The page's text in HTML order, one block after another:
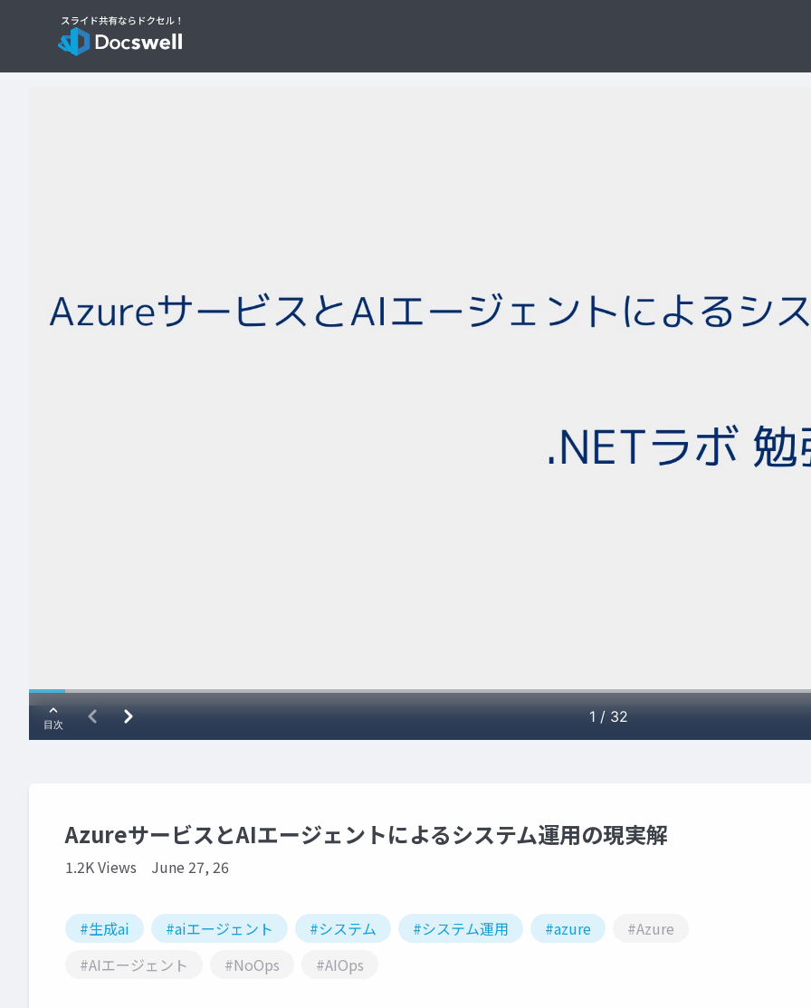
AzureサービスとAIエージェントによるシステム運用の現実解
1.2K Views June 27, 26
#生成ai #aiエージェント #システム #システム運用 #azure
#Azure
#AIエージェント
#NoOps #AIOps